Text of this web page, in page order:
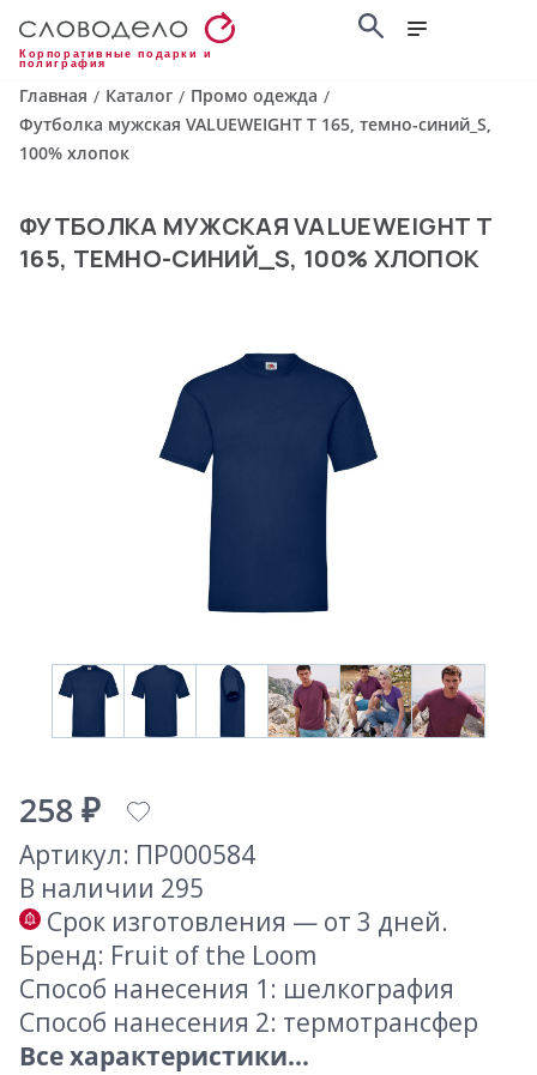
Корпоративные подарки и
полиграфия
Главная / Каталог / Промо одежда /
Футболка мужская VALUEWEIGHT T 165, темно-синий_S,
100% хлопок
ФУТБОЛКА МУЖСКАЯ VALUEWEIGHT T
165, ТЕМНО-СИНИЙ_S, 100% ХЛОПОК
258 ₽
Артикул: ПР000584
В наличии 295
Срок изготовления — от 3 дней.
Бренд: Fruit of the Loom
Способ нанесения 1: шелкография
Способ нанесения 2: термотрансфер
Все характеристики...